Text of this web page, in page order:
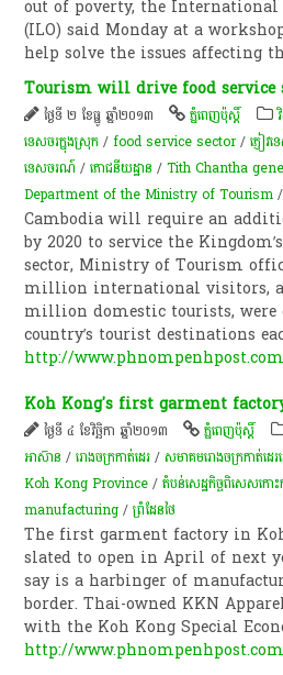
out of poverty, the
(ILO) said Monday at a
help solve the issues affecting
Tourism will drive food service
ថ្ងៃទី ២ ខែធ្នូ ឆ្នាំ២០១៣ ភ្នំពេញប៉ុស្តិ៍
ទេសចរក្នុងស្រុក /food service sector/ភ្ញៀវ​
ទេសចរណ៍ /​ភោជនីយដ្ឋាន /Tith Chantha
Department of the Ministry of Tourism
Cambodia will require an
by 2020 to service the
sector, Ministry of Tourism
million international visitors,
million domestic tourists, were
country’s tourist destinations
http://www.phnompenhpost.com
Koh Kong's first garment
ថ្ងៃទី ៤ ខែវិច្ឆិកា ឆ្នាំ២០១៣ ភ្នំពេញប៉ុស្តិ៍
អាស៊ាន /រោងចក្រកាត់ដេរ /សមាគម​រោងចក្រ​កាត់​ដេរ​
Koh Kong Province /តំបន់​​​សេដ្ឋ​​​កិច្ច​​​ពិសេស​​​កោ
manufacturing /ព្រំដែនថៃ
The first garment factory in
slated to open in April of next
say is a harbinger of
border. Thai-owned KKN
with the Koh Kong Special
http://www.phnompenhpost.com